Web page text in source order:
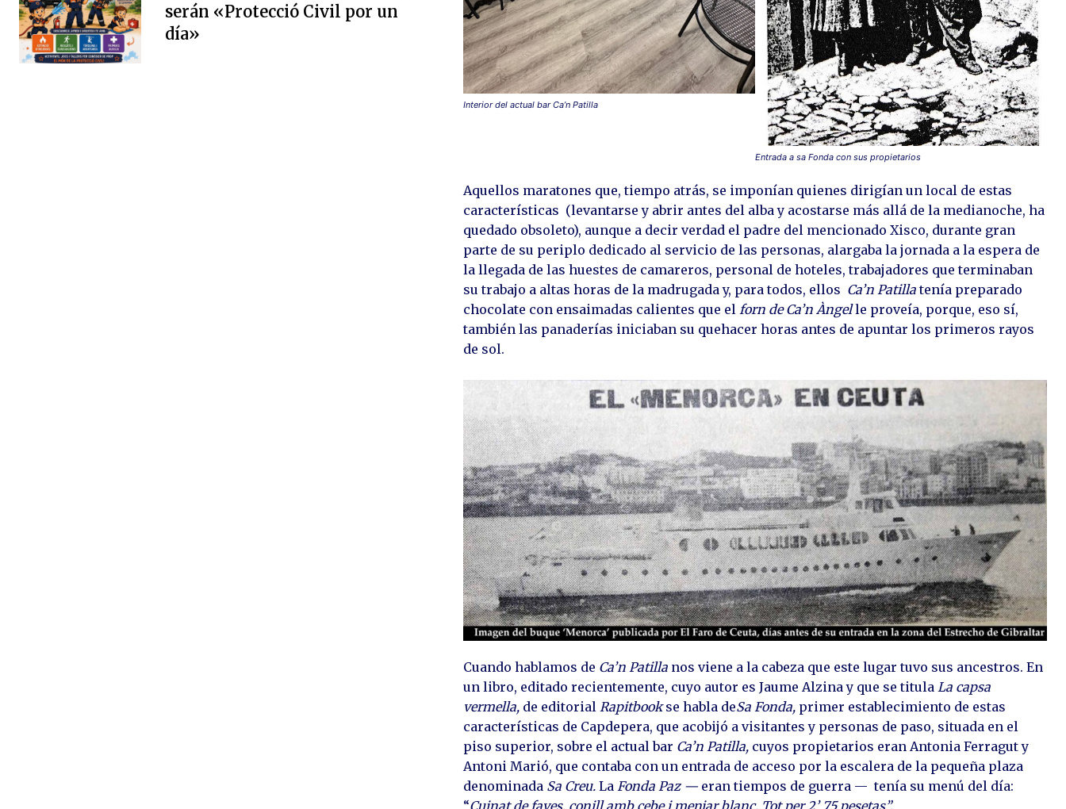
serán «Protecció Civil por un
día»
Interior del actual bar Ca’n Patilla
Entrada a sa Fonda con sus propietarios
Aquellos maratones que, tiempo atrás, se imponían quienes dirigían un local de estas
características (levantarse y abrir antes del alba y acostarse más allá de la medianoche, ha
quedado obsoleto), aunque a decir verdad el padre del mencionado Xisco, durante gran
parte de su periplo dedicado al servicio de las personas, alargaba la jornada a la espera de
la llegada de las huestes de camareros, personal de hoteles, trabajadores que terminaban
su trabajo a altas horas de la madrugada y, para todos, ellos Ca’n Patillatenía preparado
chocolate con ensaimadas calientes que el forn de Ca’n Àngelle proveía, porque, eso sí,
también las panaderías iniciaban su quehacer horas antes de apuntar los primeros rayos
de sol.
Cuando hablamos de Ca’n Patilla nos viene a la cabeza que este lugar tuvo sus ancestros. En
un libro, editado recientemente, cuyo autor es Jaume Alzina y que se titula La capsa
vermella, de editorial Rapitbookse habla deSa Fonda, primer establecimiento de estas
características de Capdepera, que acobijó a visitantes y personas de paso, situada en el
piso superior, sobre el actual bar Ca’n Patilla, cuyos propietarios eran Antonia Ferragut y
Antoni Marió, que contaba con un entrada de acceso por la escalera de la pequeña plaza
denominada Sa Creu. La Fonda Paz — eran tiempos de guerra — tenía su menú del día:
“Cuinat de faves, conill amb cebe i menjar blanc. Tot per 2’ 75 pesetas”.